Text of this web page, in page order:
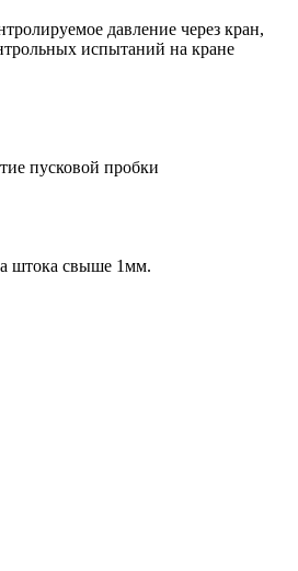
давление через кран,
испытаний на кране
пусковой пробки
штока свыше 1мм.